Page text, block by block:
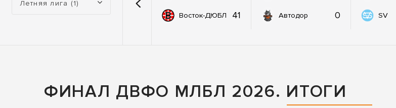
Летняя лига (1)
Восток-ДЮБЛ 41 Автодор 0 SV
ФИНАЛ ДВФО МЛБЛ 2026. ИТОГИ